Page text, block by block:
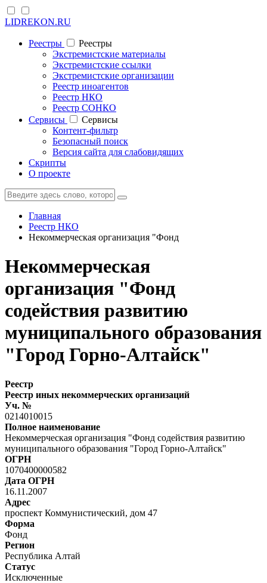
LIDREKON.RU
Реестры
Реестры
Экстремистские материалы
Экстремистские ссылки
Экстремистские организации
Реестр иноагентов
Реестр НКО
Реестр СОНКО
Cервисы
Cервисы
Контент-фильтр
Безопасный поиск
Версия сайта для слабовидящих
Скрипты
О проекте
Главная
Реестр НКО
Некоммерческая организация "Фонд
Некоммерческая
организация "Фонд
содействия развитию
муниципального образования
"Город Горно-Алтайск"
Реестр
Реестр иных некоммерческих организаций
Уч. №
0214010015
Полное наименование
Некоммерческая организация "Фонд содействия развитию
муниципального образования "Город Горно-Алтайск"
ОГРН
1070400000582
Дата ОГРН
16.11.2007
Адрес
проспект Коммунистический, дом 47
Форма
Фонд
Регион
Республика Алтай
Статус
Исключенные